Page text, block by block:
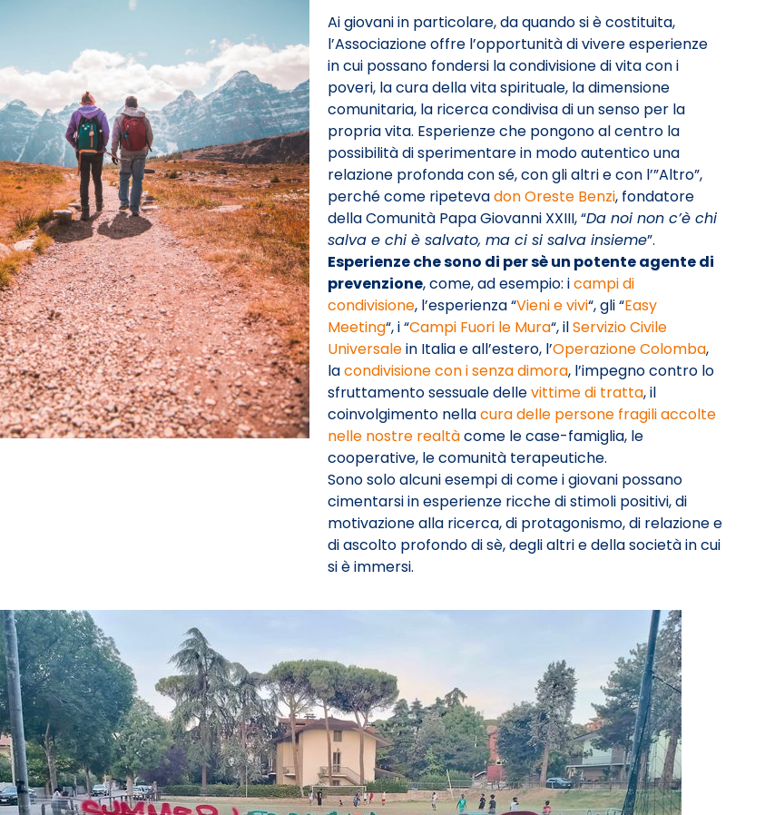
Ai giovani in particolare, da quando si è costituita,
l’Associazione offre l’opportunità di vivere esperienze
in cui possano fondersi la condivisione di vita con i
poveri, la cura della vita spirituale, la dimensione
comunitaria, la ricerca condivisa di un senso per la
propria vita. Esperienze che pongono al centro la
possibilità di sperimentare in modo autentico una
relazione profonda con sé, con gli altri e con l’”Altro”,
perché come ripetevadon Oreste Benzi, fondatore
della Comunità Papa Giovanni XXIII, “Da noi non c’è chi
salva e chi è salvato, ma ci si salva insieme”.
Esperienze che sono di persè un potente agente di
prevenzione, come, ad esempio: icampi di
condivisione, l’esperienza “Vieni e vivi“, gli “Easy
Meeting“, i “Campi Fuori le Mura“, ilServizio Civile
Universalein Italia e all’estero, l’Operazione Colomba,
lacondivisione con i senza dimora, l’impegno contro lo
sfruttamento sessuale dellevittime di tratta, il
coinvolgimento nellacura delle persone fragili accolte
nelle nostre realtàcome le case-famiglia, le
cooperative, le comunità terapeutiche.
Sono solo alcuni esempi di come i giovani possano
cimentarsi in esperienze ricche di stimoli positivi, di
motivazione alla ricerca, di protagonismo, di relazione e
di ascolto profondo di sè, degli altri e della società in cui
si è immersi.